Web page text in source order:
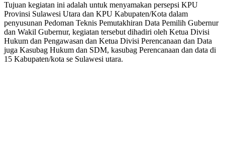
Tujuan kegiatan ini adalah untuk menyamakan persepsi KPU
Provinsi Sulawesi Utara dan KPU Kabupaten/Kota dalam
penyusunan Pedoman Teknis Pemutakhiran Data Pemilih Gubernur
dan Wakil Gubernur, kegiatan tersebut dihadiri oleh Ketua Divisi
Hukum dan Pengawasan dan Ketua Divisi Perencanaan dan Data
juga Kasubag Hukum dan SDM, kasubag Perencanaan dan data di
15 Kabupaten/kota se Sulawesi utara.